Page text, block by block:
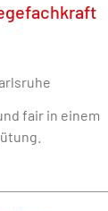
fair in einem